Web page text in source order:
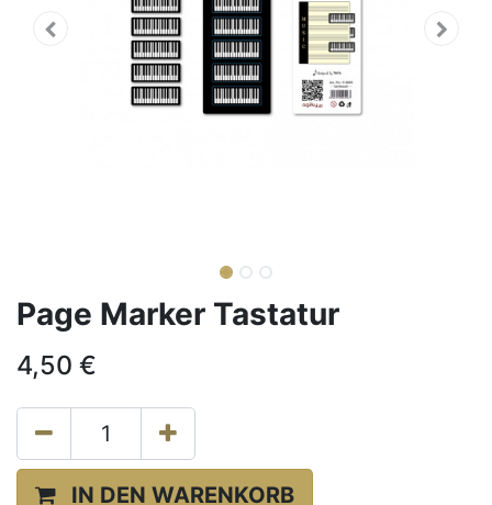
Page Marker Tastatur
4,50 €
IN DEN WARENKORB